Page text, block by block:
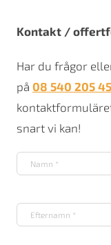
Kontakt /
Har du frågor
på 08 540 205 45
snart vi kan!